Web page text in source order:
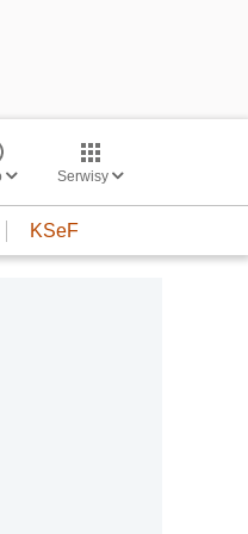
Serwisy
KSeF